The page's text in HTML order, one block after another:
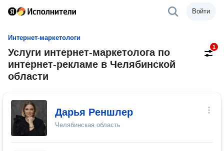
Войти
Интернет-маркетологи
Услуги интернет-маркетолога по
интернет-рекламе в Челябинской
области
1
Дарья Реншлер
Челябинская область